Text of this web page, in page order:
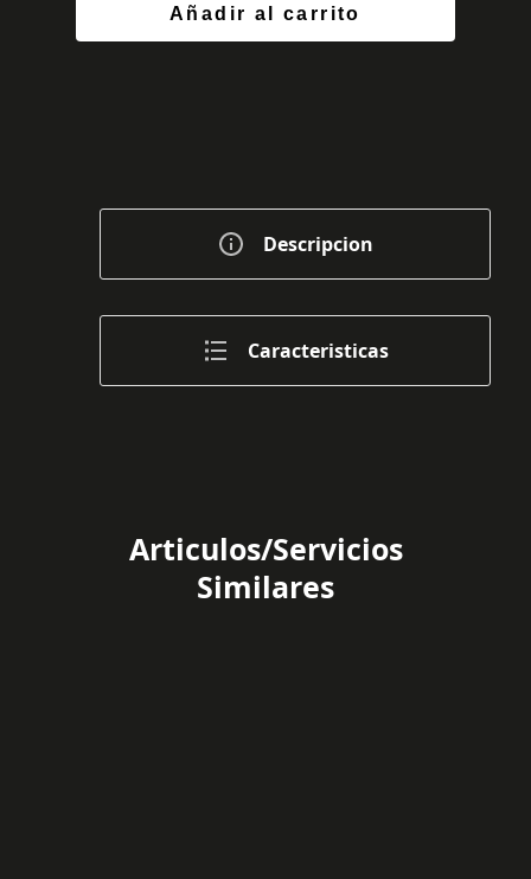
Añadir al carrito
Descripcion
Caracteristicas
Articulos/Servicios
Similares